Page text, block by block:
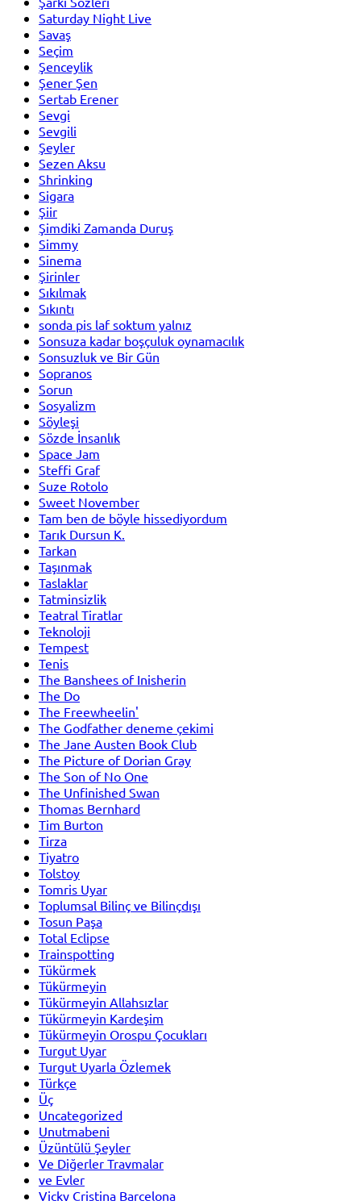
Saturday Night Live
Savaş
Seçim
Şenceylik
Şener Şen
Sertab Erener
Sevgi
Sevgili
Şeyler
Sezen Aksu
Shrinking
Sigara
Şiir
Şimdiki Zamanda Duruş
Simmy
Sinema
Şirinler
Sıkılmak
Sıkıntı
sonda pis laf soktum yalnız
Sonsuza kadar boşçuluk oynamacılık
Sonsuzluk ve Bir Gün
Sopranos
Sorun
Sosyalizm
Söyleşi
Sözde İnsanlık
Space Jam
Steffi Graf
Suze Rotolo
Sweet November
Tam ben de böyle hissediyordum
Tarık Dursun K.
Tarkan
Taşınmak
Taslaklar
Tatminsizlik
Teatral Tiratlar
Teknoloji
Tempest
Tenis
The Banshees of Inisherin
The Do
The Freewheelin'
The Godfather deneme çekimi
The Jane Austen Book Club
The Picture of Dorian Gray
The Son of No One
The Unfinished Swan
Thomas Bernhard
Tim Burton
Tirza
Tiyatro
Tolstoy
Tomris Uyar
Toplumsal Bilinç ve Bilinçdışı
Tosun Paşa
Total Eclipse
Trainspotting
Tükürmek
Tükürmeyin
Tükürmeyin Allahsızlar
Tükürmeyin Kardeşim
Tükürmeyin Orospu Çocukları
Turgut Uyar
Turgut Uyarla Özlemek
Türkçe
Üç
Uncategorized
Unutmabeni
Üzüntülü Şeyler
Ve Diğerler Travmalar
ve Evler
Vicky Cristina Barcelona